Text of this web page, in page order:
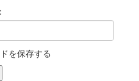
を保存する